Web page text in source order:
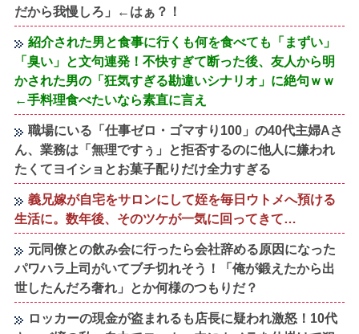
だから我慢しろ」←はぁ？！
紹介された男と食事に行くも何を食べても「まずい」
「臭い」と文句連発！不快すぎて断った後、友人から明
かされた男の「狂気すぎる勘違いシナリオ」に絶句ｗｗ
←手料理食べたいなら素直に言え
職場にいる「仕事ゼロ・ゴマすり100」の40代主婦Aさ
ん、業務は「無理ですぅ」と拒否するのに他人に嫌われ
たくてヨイショとお菓子配りだけ全力すぎる
義兄嫁が自宅をサロンにして姪を毎日ウトメへ預ける
生活に。数年後、そのツケが一気に回ってきて…
元同僚との飲み会に行ったら会社辞める原因になった
パワハラ上司がいてブチ切れそう！「俺が鍛えたから出
世したんだろ奢れ」とか何様のつもりだ？
ロッカーの現金が盗まれるも店長に疑われ激怒！10代